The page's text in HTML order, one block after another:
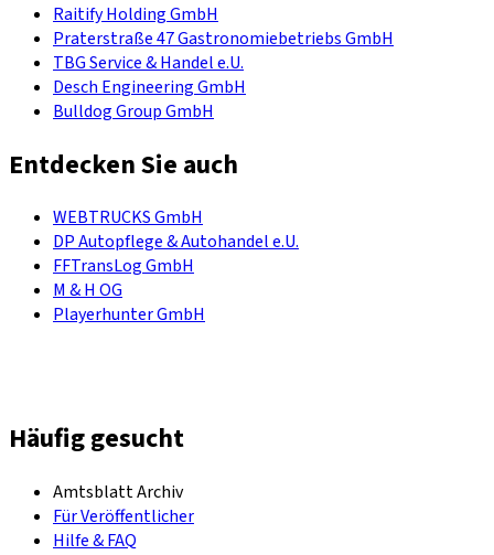
Raitify Holding GmbH
Praterstraße 47 Gastronomiebetriebs GmbH
TBG Service & Handel e.U.
Desch Engineering GmbH
Bulldog Group GmbH
Entdecken Sie auch
WEBTRUCKS GmbH
DP Autopflege & Autohandel e.U.
FFTransLog GmbH
M & H OG
Playerhunter GmbH
Häufig gesucht
Amtsblatt Archiv
Für Veröffentlicher
Hilfe & FAQ